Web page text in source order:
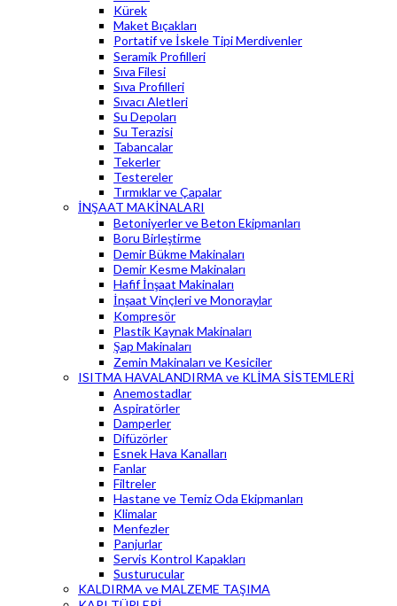
Kürek
Maket Bıçakları
Portatif ve İskele Tipi Merdivenler
Seramik Profilleri
Sıva Filesi
Sıva Profilleri
Sıvacı Aletleri
Su Depoları
Su Terazisi
Tabancalar
Tekerler
Testereler
Tırmıklar ve Çapalar
İNŞAAT MAKİNALARI
Betoniyerler ve Beton Ekipmanları
Boru Birleştirme
Demir Bükme Makinaları
Demir Kesme Makinaları
Hafif İnşaat Makinaları
İnşaat Vinçleri ve Monoraylar
Kompresör
Plastik Kaynak Makinaları
Şap Makinaları
Zemin Makinaları ve Kesiciler
ISITMA HAVALANDIRMA ve KLİMA SİSTEMLERİ
Anemostadlar
Aspiratörler
Damperler
Difüzörler
Esnek Hava Kanalları
Fanlar
Filtreler
Hastane ve Temiz Oda Ekipmanları
Klimalar
Menfezler
Panjurlar
Servis Kontrol Kapakları
Susturucular
KALDIRMA ve MALZEME TAŞIMA